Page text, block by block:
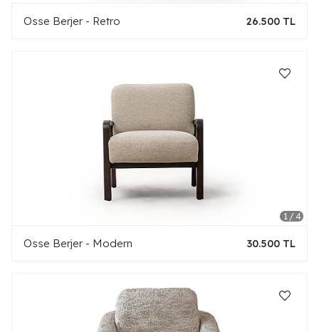
Osse Berjer - Retro 26.500 TL
Osse Berjer - Modern 30.500 TL